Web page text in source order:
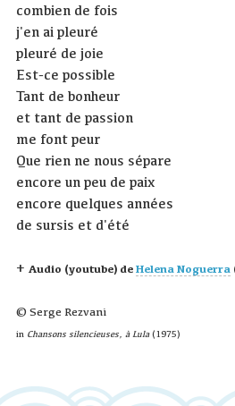
combien de fois
j'en ai pleuré
pleuré de joie
Est-ce possible
Tant de bonheur
et tant de passion
me font peur
Que rien ne nous sépare
encore un peu de paix
encore quelques années
de sursis et d'été
+ Audio (youtube) deHelena Noguerra
© Serge Rezvani
in Chansons silencieuses, à Lula(1975)